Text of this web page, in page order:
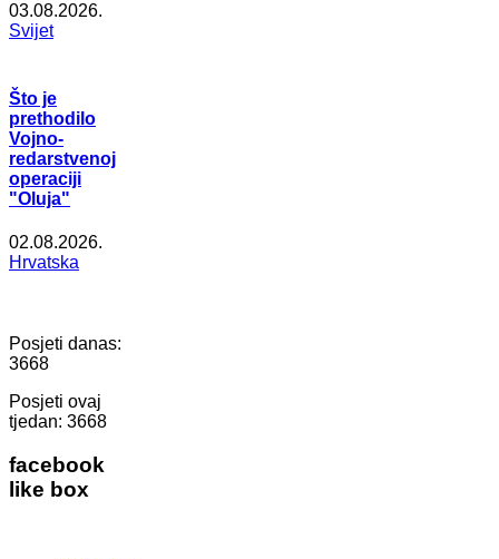
03.08.2026.
Svijet
Što je
prethodilo
Vojno-
redarstvenoj
operaciji
"Oluja"
02.08.2026.
Hrvatska
Posjeti danas:
3668
Posjeti ovaj
tjedan: 3668
facebook
like box